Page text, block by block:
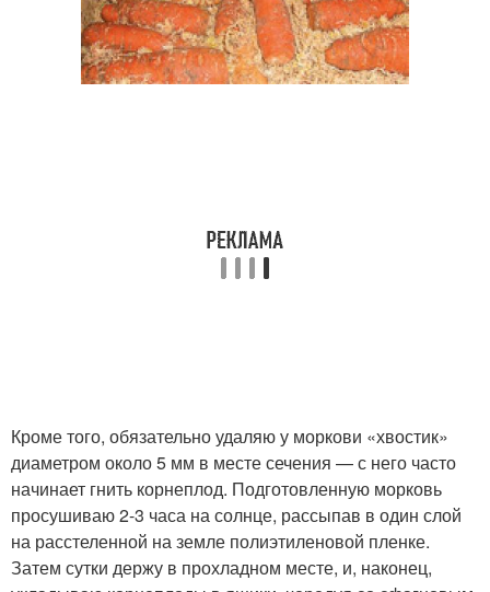
Кроме того, обязательно удаляю у моркови «хвостик»
диаметром около 5 мм в месте сечения — с него часто
начинает гнить корнеплод. Подготовленную морковь
просушиваю 2-3 часа на солнце, рассыпав в один слой
на расстеленной на земле полиэтиленовой пленке.
Затем сутки держу в прохладном месте, и, наконец,